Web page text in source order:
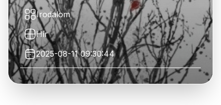
Irodalom
Hír
2025-08-11 09:30:44